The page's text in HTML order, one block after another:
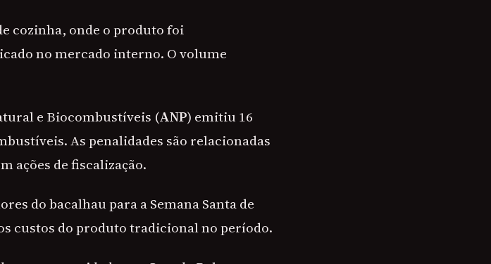
cozinha, onde o produto foi
no mercado interno. O volume
e Biocombustíveis (ANP) emitiu 16
As penalidades são relacionadas
ações de fiscalização.
do bacalhau para a Semana Santa de
custos do produto tradicional no período.